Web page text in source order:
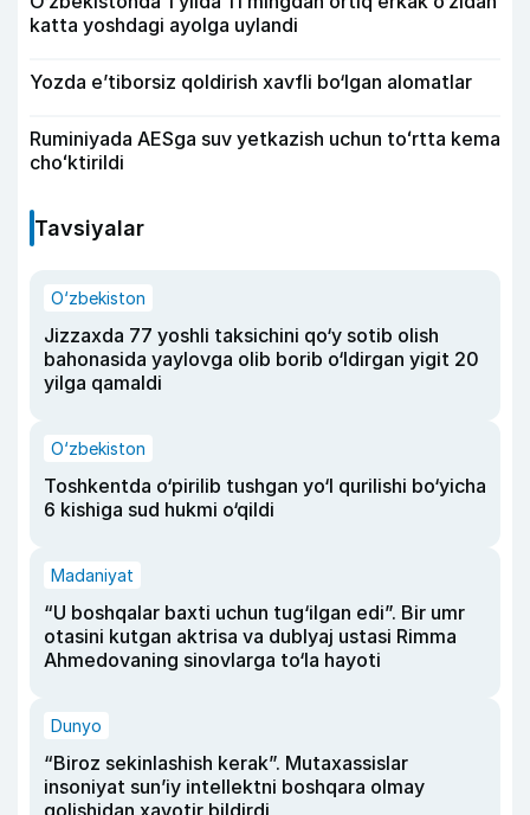
katta yoshdagi ayolga uylandi
Yozda e’tiborsiz qoldirish xavfli bo‘lgan alomatlar
Ruminiyada AESga suv yetkazish uchun toʻrtta kema
choʻktirildi
Tavsiyalar
O‘zbekiston
Jizzaxda 77 yoshli taksichini qo‘y sotib olish
bahonasida yaylovga olib borib o‘ldirgan yigit 20
yilga qamaldi
O‘zbekiston
Toshkentda o‘pirilib tushgan yo‘l qurilishi bo‘yicha
6 kishiga sud hukmi o‘qildi
Madaniyat
“U boshqalar baxti uchun tug‘ilgan edi”. Bir umr
otasini kutgan aktrisa va dublyaj ustasi Rimma
Ahmedovaning sinovlarga to‘la hayoti
Dunyo
“Biroz sekinlashish kerak”. Mutaxassislar
insoniyat sun’iy intellektni boshqara olmay
qolishidan xavotir bildirdi